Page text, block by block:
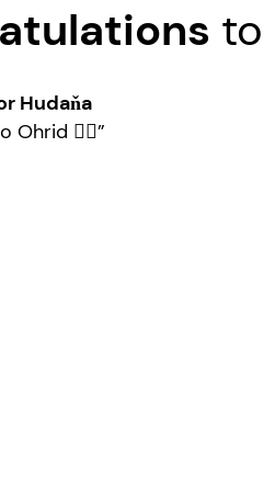
to
Hudaňa
Ohrid 👌🏻”